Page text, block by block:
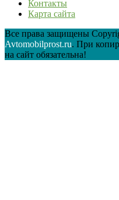
Контакты
Карта сайта
Все права защищены
Avtomobilprost.ru. При
на сайт обязательна!